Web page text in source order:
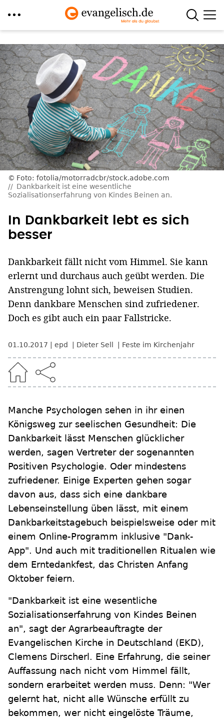
zum
Inhalt
Foto: fotolia/motorradcbr/stock.adobe.com
Dankbarkeit ist eine wesentliche
Sozialisationserfahrung von Kindes Beinen an.
In Dankbarkeit lebt es sich
besser
Dankbarkeit fällt nicht vom Himmel. Sie kann
erlernt und durchaus auch geübt werden. Die
Anstrengung lohnt sich, beweisen Studien.
Denn dankbare Menschen sind zufriedener.
Doch es gibt auch ein paar Fallstricke.
01.10.2017 epd Dieter Sell Feste im Kirchenjahr
Manche Psychologen sehen in ihr einen
Königsweg zur seelischen Gesundheit: Die
Dankbarkeit lässt Menschen glücklicher
werden, sagen Vertreter der sogenannten
Positiven Psychologie. Oder mindestens
zufriedener. Einige Experten gehen sogar
davon aus, dass sich eine dankbare
Lebenseinstellung üben lässt, mit einem
Dankbarkeitstagebuch beispielsweise oder mit
einem Online-Programm inklusive "Dank-
App". Und auch mit traditionellen Ritualen wie
dem Erntedankfest, das Christen Anfang
Oktober feiern.
"Dankbarkeit ist eine wesentliche
Sozialisationserfahrung von Kindes Beinen
an", sagt der Agrarbeauftragte der
Evangelischen Kirche in Deutschland (EKD),
Clemens Dirscherl. Eine Erfahrung, die seiner
Auffassung nach nicht vom Himmel fällt,
sondern erarbeitet werden muss. Denn: "Wer
gelernt hat, nicht alle Wünsche erfüllt zu
bekommen, wer nicht eingelöste Träume,